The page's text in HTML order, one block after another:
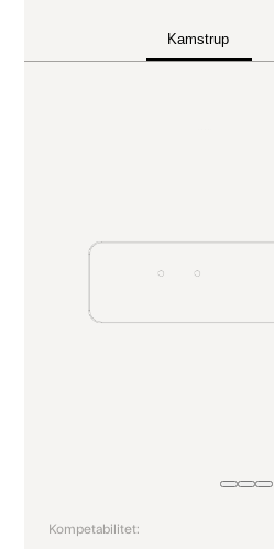
Kamstrup
Kompetabilitet: